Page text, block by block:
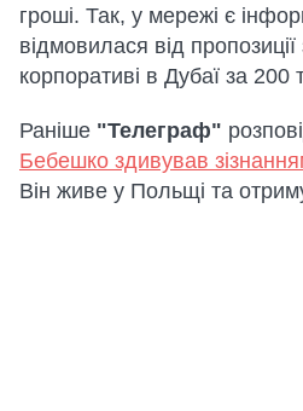
гроші. Так, у мережі є
відмовилася від пропозиції
корпоративі в Дубаї за 200
Раніше "Телеграф"
Бебешко здивував
Він живе у Польщі та